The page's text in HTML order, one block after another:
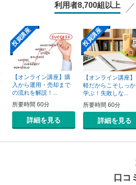
利用者8,700組以上
投資講座
【オンライン講座】購
入から運用・売却まで
の流れを解説！...
所要時間 60分
詳細を見る
投資講座
【オンライン講座
軽だからこそしっか
学ぶ！失敗しな...
所要時間 60分
詳細を見る
口コ